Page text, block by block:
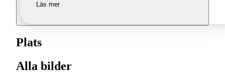
Läs mer
Plats
Alla bilder